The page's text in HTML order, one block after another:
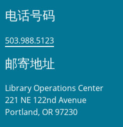
电话号码
503.988.5123
邮寄地址
Library Operations Center
221 NE 122nd Avenue
Portland, OR 97230